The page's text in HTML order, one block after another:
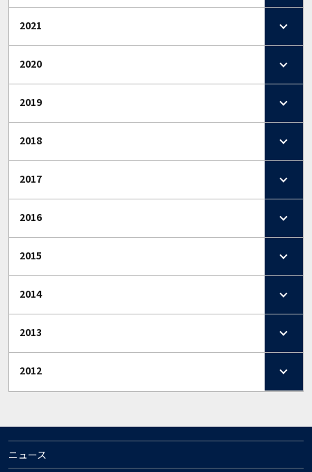
2021
2020
2019
2018
2017
2016
2015
2014
2013
2012
ニュース